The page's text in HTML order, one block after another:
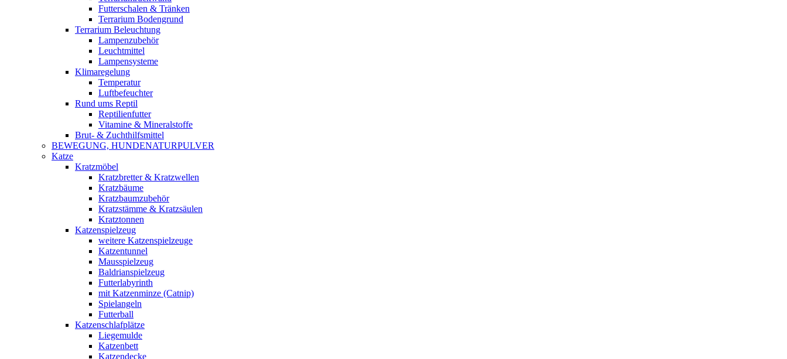
Futterschalen & Tränken
Terrarium Bodengrund
Terrarium Beleuchtung
Lampenzubehör
Leuchtmittel
Lampensysteme
Klimaregelung
Temperatur
Luftbefeuchter
Rund ums Reptil
Reptilienfutter
Vitamine & Mineralstoffe
Brut- & Zuchthilfsmittel
BEWEGUNG, HUNDENATURPULVER
Katze
Kratzmöbel
Kratzbretter & Kratzwellen
Kratzbäume
Kratzbaumzubehör
Kratzstämme & Kratzsäulen
Kratztonnen
Katzenspielzeug
weitere Katzenspielzeuge
Katzentunnel
Mausspielzeug
Baldrianspielzeug
Futterlabyrinth
mit Katzenminze (Catnip)
Spielangeln
Futterball
Katzenschlafplätze
Liegemulde
Katzenbett
Katzendecke